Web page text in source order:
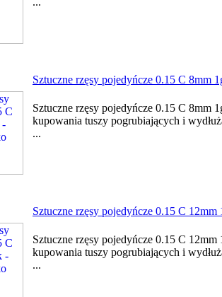
Sztuczne rzęsy pojedyńcze 0.15 C 8mm
Sztuczne rzęsy pojedyńcze 0.15 C 8mm
kupowania tuszy pogrubiających i
...
Sztuczne rzęsy pojedyńcze 0.15 C 12mm
Sztuczne rzęsy pojedyńcze 0.15 C 12mm
kupowania tuszy pogrubiających i
...